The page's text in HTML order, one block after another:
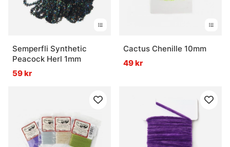
Semperfli Synthetic
Peacock Herl 1mm
59 kr
Cactus Chenille 10mm
49 kr